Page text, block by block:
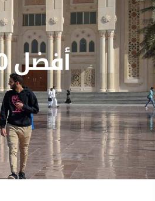
أفضل 10 جامعات عربية في مجال تأثير الويب